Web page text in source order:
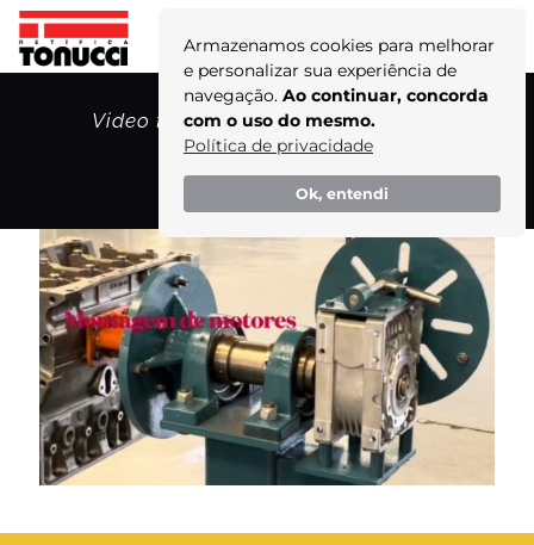
Armazenamos cookies para melhorar
e personalizar sua experiência de
navegação. Ao continuar, concorda
com o uso do mesmo.
Política de privacidade
Ok, entendi
Video thumbnail for youtube video
uyapz2oojr8
Home